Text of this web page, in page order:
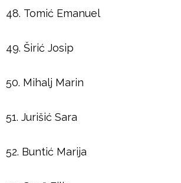
48. Tomić Emanuel
49. Širić Josip
50. Mihalj Marin
51. Jurišić Sara
52. Buntić Marija